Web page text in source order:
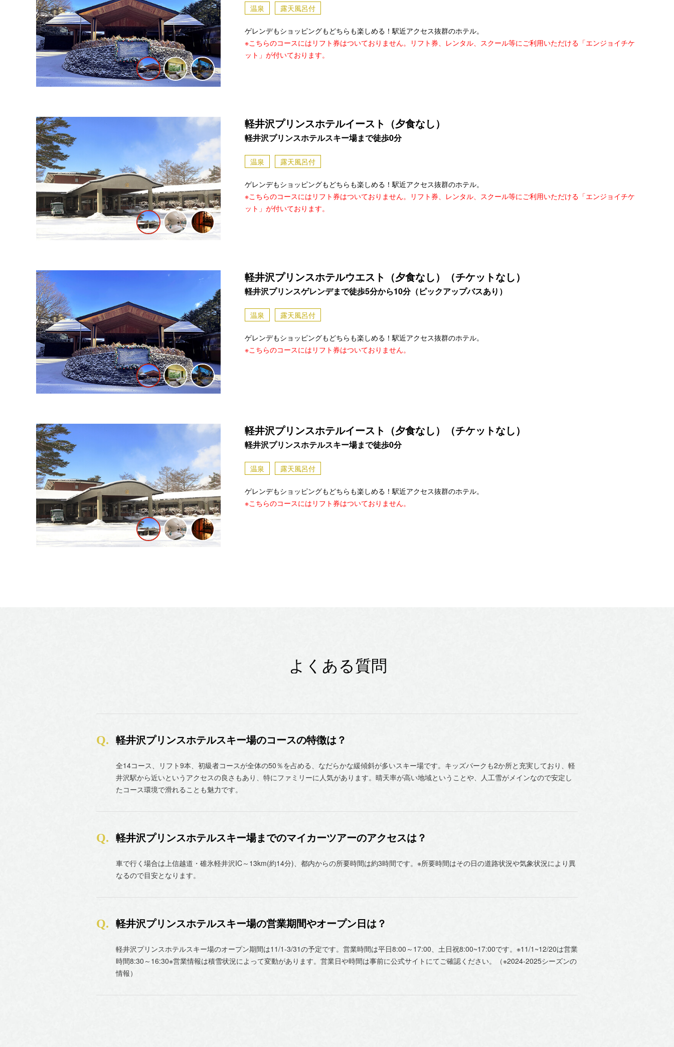
温泉 露天風呂付
ゲレンデもショッピングもどちらも楽しめる！駅近アクセス抜群のホテル。
※こちらのコースにはリフト券はついておりません。リフト券、レンタル、スクール等にご利用いただける「エンジョイチケ
ット」が付いております。
軽井沢プリンスホテルイースト（夕食なし）
軽井沢プリンスホテルスキー場まで徒歩0分
温泉 露天風呂付
ゲレンデもショッピングもどちらも楽しめる！駅近アクセス抜群のホテル。
※こちらのコースにはリフト券はついておりません。リフト券、レンタル、スクール等にご利用いただける「エンジョイチケ
ット」が付いております。
軽井沢プリンスホテルウエスト（夕食なし）（チケットなし）
軽井沢プリンスゲレンデまで徒歩5分から10分（ピックアップバスあり）
温泉 露天風呂付
ゲレンデもショッピングもどちらも楽しめる！駅近アクセス抜群のホテル。
※こちらのコースにはリフト券はついておりません。
軽井沢プリンスホテルイースト（夕食なし）（チケットなし）
軽井沢プリンスホテルスキー場まで徒歩0分
温泉 露天風呂付
ゲレンデもショッピングもどちらも楽しめる！駅近アクセス抜群のホテル。
※こちらのコースにはリフト券はついておりません。
軽井沢プリンスホテルスキー場のコースの特徴は？
全14コース、リフト9本、初級者コースが全体の50％を占める、なだらかな緩傾斜が多いスキー場です。キッズパークも2か所と充実しており、軽
井沢駅から近いというアクセスの良さもあり、特にファミリーに人気があります。晴天率が高い地域ということや、人工雪がメインなので安定し
たコース環境で滑れることも魅力です。
軽井沢プリンスホテルスキー場までのマイカーツアーのアクセスは？
車で行く場合は上信越道・碓氷軽井沢IC～13km(約14分)、都内からの所要時間は約3時間です。※所要時間はその日の道路状況や気象状況により異
なるので目安となります。
軽井沢プリンスホテルスキー場の営業期間やオープン日は？
軽井沢プリンスホテルスキー場のオープン期間は11/1-3/31の予定です。営業時間は平日8:00～17:00、土日祝8:00~17:00です。※11/1~12/20は営業
時間8:30～16:30※営業情報は積雪状況によって変動があります。営業日や時間は事前に公式サイトにてご確認ください。（※2024-2025シーズンの
情報）